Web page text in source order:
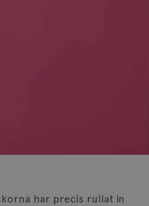
har precis rullat in